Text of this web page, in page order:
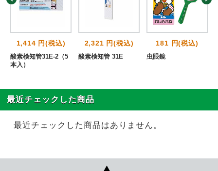
1,414 円(税込)
酸素検知管31E-2（5
本入）
2,321 円(税込)
酸素検知管 31E
181 円(税込)
虫眼鏡
最近チェックした商品
最近チェックした商品はありません。